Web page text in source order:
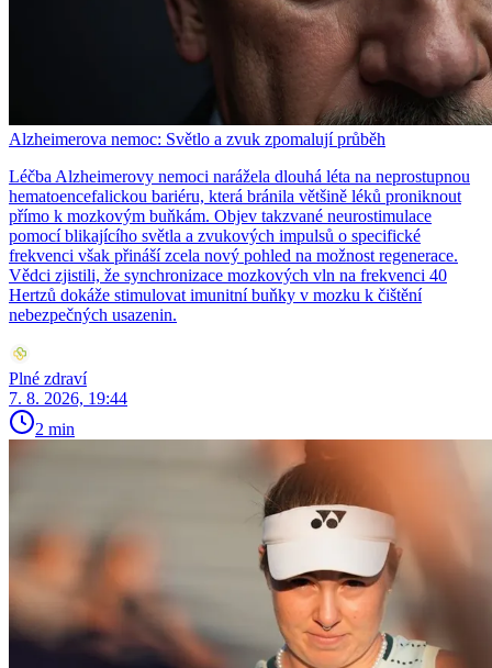
Alzheimerova nemoc: Světlo a zvuk zpomalují průběh
Léčba Alzheimerovy nemoci narážela dlouhá léta na neprostupnou
hematoencefalickou bariéru, která bránila většině léků proniknout
přímo k mozkovým buňkám. Objev takzvané neurostimulace
pomocí blikajícího světla a zvukových impulsů o specifické
frekvenci však přináší zcela nový pohled na možnost regenerace.
Vědci zjistili, že synchronizace mozkových vln na frekvenci 40
Hertzů dokáže stimulovat imunitní buňky v mozku k čištění
nebezpečných usazenin.
Plné zdraví
7. 8. 2026, 19:44
2 min